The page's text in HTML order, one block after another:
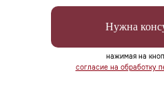
Нужна
нажимая на
согласие на обработку